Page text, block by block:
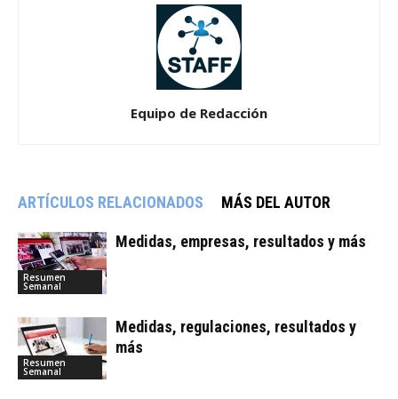
Equipo de Redacción
ARTÍCULOS RELACIONADOS MÁS DEL AUTOR
Resumen
Semanal
Medidas, empresas, resultados y más
Resumen
Semanal
Medidas, regulaciones, resultados y
más